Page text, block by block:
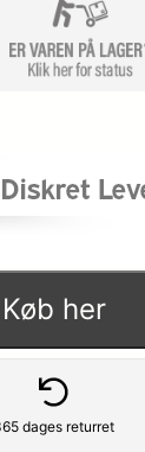
d
e
g
i
s
Køb her
dages returret